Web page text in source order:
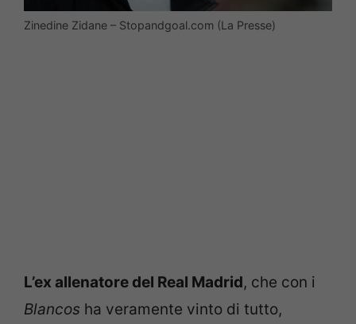
Zinedine Zidane – Stopandgoal.com (La Presse)
L’ex allenatore del Real Madrid, che con i
Blancos ha veramente vinto di tutto,